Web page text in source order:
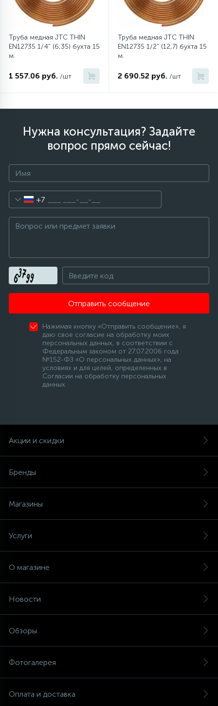
Труба медная JTC THIN
EN12735 1/4" (6,35) бухта 15
м.
1 557.06 руб. /шт
Труба медная JTC THIN
EN12735 1/2" (12,7) бухта 15
м.
2 690.52 руб. /шт
Нужна консультация? Задайте
вопрос прямо сейчас!
+7
Отправить сообщение
Нажимая кнопку «Отправить сообщение», я
даю свое согласие на обработку моих
персональных данных, в соответствии с
Федеральным законом от 27.07.2006 года
№152-ФЗ «О персональных данных», на
условиях и для целей, определенных в
Согласии на обработку персональных
данных
Акции и скидки
Бренды
Магазины
Услуги
О магазине
Новости
Обзоры
Фотогалерея
Оплата и доставка